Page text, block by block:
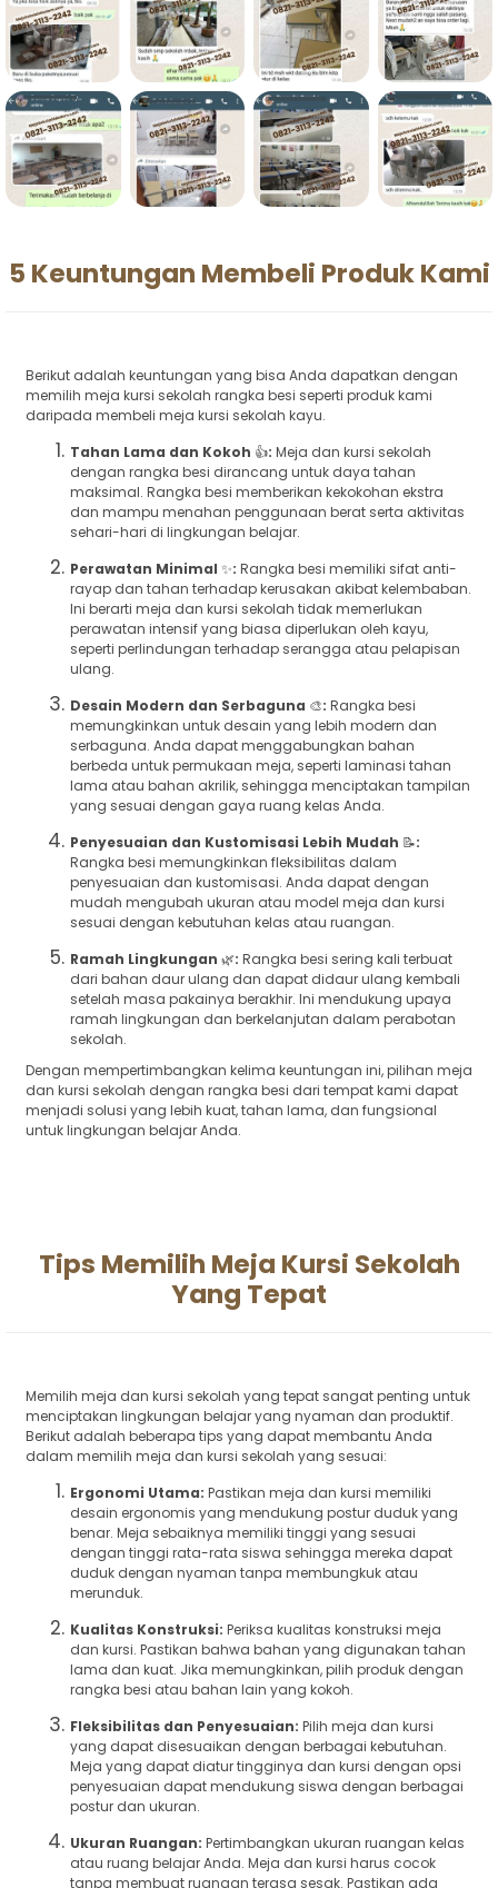
5 Keuntungan Membeli Produk Kami
Berikut adalah keuntungan yang bisa Anda dapatkan dengan
memilih meja kursi sekolah rangka besi seperti produk kami
daripada membeli meja kursi sekolah kayu.
Tahan Lama dan Kokoh 👍: Meja dan kursi sekolah
dengan rangka besi dirancang untuk daya tahan
maksimal. Rangka besi memberikan kekokohan ekstra
dan mampu menahan penggunaan berat serta aktivitas
sehari-hari di lingkungan belajar.
Perawatan Minimal ✨: Rangka besi memiliki sifat anti-
rayap dan tahan terhadap kerusakan akibat kelembaban.
Ini berarti meja dan kursi sekolah tidak memerlukan
perawatan intensif yang biasa diperlukan oleh kayu,
seperti perlindungan terhadap serangga atau pelapisan
ulang.
Desain Modern dan Serbaguna 🎨: Rangka besi
memungkinkan untuk desain yang lebih modern dan
serbaguna. Anda dapat menggabungkan bahan
berbeda untuk permukaan meja, seperti laminasi tahan
lama atau bahan akrilik, sehingga menciptakan tampilan
yang sesuai dengan gaya ruang kelas Anda.
Penyesuaian dan Kustomisasi Lebih Mudah 📝:
Rangka besi memungkinkan fleksibilitas dalam
penyesuaian dan kustomisasi. Anda dapat dengan
mudah mengubah ukuran atau model meja dan kursi
sesuai dengan kebutuhan kelas atau ruangan.
Ramah Lingkungan 🌿: Rangka besi sering kali terbuat
dari bahan daur ulang dan dapat didaur ulang kembali
setelah masa pakainya berakhir. Ini mendukung upaya
ramah lingkungan dan berkelanjutan dalam perabotan
sekolah.
Dengan mempertimbangkan kelima keuntungan ini, pilihan meja
dan kursi sekolah dengan rangka besi dari tempat kami dapat
menjadi solusi yang lebih kuat, tahan lama, dan fungsional
untuk lingkungan belajar Anda.
Tips Memilih Meja Kursi Sekolah
Yang Tepat
Memilih meja dan kursi sekolah yang tepat sangat penting untuk
menciptakan lingkungan belajar yang nyaman dan produktif.
Berikut adalah beberapa tips yang dapat membantu Anda
dalam memilih meja dan kursi sekolah yang sesuai:
Ergonomi Utama: Pastikan meja dan kursi memiliki
desain ergonomis yang mendukung postur duduk yang
benar. Meja sebaiknya memiliki tinggi yang sesuai
dengan tinggi rata-rata siswa sehingga mereka dapat
duduk dengan nyaman tanpa membungkuk atau
merunduk.
Kualitas Konstruksi: Periksa kualitas konstruksi meja
dan kursi. Pastikan bahwa bahan yang digunakan tahan
lama dan kuat. Jika memungkinkan, pilih produk dengan
rangka besi atau bahan lain yang kokoh.
Fleksibilitas dan Penyesuaian: Pilih meja dan kursi
yang dapat disesuaikan dengan berbagai kebutuhan.
Meja yang dapat diatur tingginya dan kursi dengan opsi
penyesuaian dapat mendukung siswa dengan berbagai
postur dan ukuran.
Ukuran Ruangan: Pertimbangkan ukuran ruangan kelas
atau ruang belajar Anda. Meja dan kursi harus cocok
tanpa membuat ruangan terasa sesak. Pastikan ada